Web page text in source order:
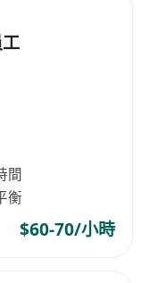
与
达成，优化库存
包括员工仪态、
参观）；
系统）提升客户
間
衡
$60-70/小時